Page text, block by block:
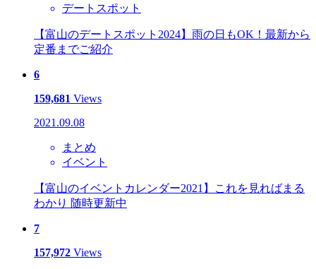
デートスポット
【富山のデートスポット2024】雨の日もOK！最新から
定番までご紹介
6
159,681 Views
2021.09.08
まとめ
イベント
【富山のイベントカレンダー2021】これを見ればまる
わかり 随時更新中
7
157,972 Views